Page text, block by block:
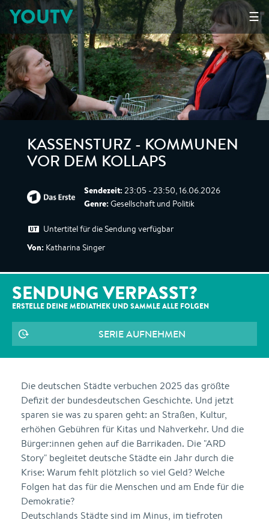
☰
YOUTV
KASSENSTURZ - KOMMUNEN
VOR DEM KOLLAPS
Sendezeit: 23:05 - 23:50, 16.06.2026
Genre: Gesellschaft und Politik
Untertitel für die Sendung verfügbar
Von: Katharina Singer
SENDUNG VERPASST?
ERSTELLE DEINE MEDIATHEK UND SAMMLE ALLE FOLGEN
SERIE AUFNEHMEN
Die deutschen Städte verbuchen 2025 das größte
Defizit der bundesdeutschen Geschichte. Und jetzt
sparen sie was zu sparen geht: an Straßen, Kultur,
erhöhen Gebühren für Kitas und Nahverkehr. Und die
Bürger:innen gehen auf die Barrikaden. Die "ARD
Story" begleitet deutsche Städte ein Jahr durch die
Krise: Warum fehlt plötzlich so viel Geld? Welche
Folgen hat das für die Menschen und am Ende für die
Demokratie?
Deutschlands Städte sind im Minus, im tiefroten